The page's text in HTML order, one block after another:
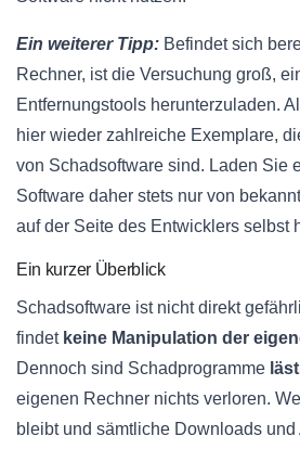
Ein weiterer Tipp: Befindet sich
Rechner, ist die Versuchung groß,
Entfernungstools herunterzuladen.
hier wieder zahlreiche Exemplare,
von Schadsoftware sind. Laden Sie
Software daher stets nur von
auf der Seite des Entwicklers selbst
Ein kurzer Überblick
Schadsoftware ist nicht direkt
findet keine Manipulation der
Dennoch sind Schadprogramme
eigenen Rechner nichts verloren.
bleibt und sämtliche Downloads